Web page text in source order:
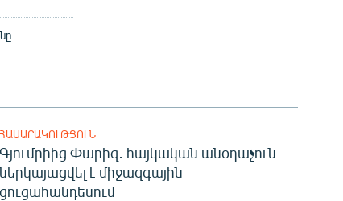
ՀԱՍԱՐԱԿՈՒԹՅՈՒՆ
Գյումրիից Փարիզ․ հայկական անօդաչուն
է միջազգային
ցուցահանդեսում